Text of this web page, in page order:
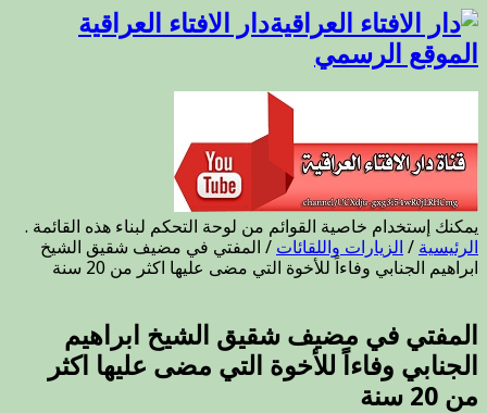
دار الافتاء العراقية
الموقع الرسمي
يمكنك إستخدام خاصية القوائم من لوحة التحكم لبناء هذه القائمة .
الرئيسية / الزيارات واللقائات / المفتي في مضيف شقيق الشيخ
ابراهيم الجنابي وفاءاً للأخوة التي مضى عليها اكثر من 20 سنة
المفتي في مضيف شقيق الشيخ ابراهيم
الجنابي وفاءاً للأخوة التي مضى عليها اكثر
من 20 سنة